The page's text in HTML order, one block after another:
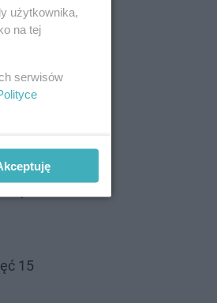
15
użytkownika,
na tej
serwisów